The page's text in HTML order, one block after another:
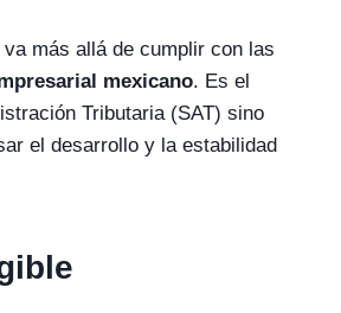
más allá de cumplir con las
mexicano. Es el
Tributaria (SAT) sino
el desarrollo y la estabilidad